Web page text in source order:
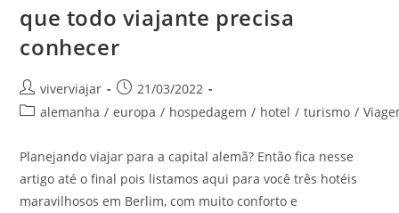
que todo viajante precisa
conhecer
Autor
do
viverviajar
Post
publicado:
21/03/2022
Categoria
post:
alemanha / europa / hospedagem / hotel / turismo /
Planejando viajar para a capital alemã? Então fica nesse
artigo até o final pois listamos aqui para você três hotéis
maravilhosos em Berlim, com muito conforto e